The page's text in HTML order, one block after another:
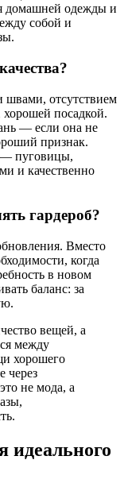
домашней одежды и
собой и
швами, отсутствием
посадкой.
— если она не
признак.
— пуговицы,
и качественно
гардероб?
Вместо
когда
в новом
баланс: за
вещей, а
между
хорошего
через
не мода, а